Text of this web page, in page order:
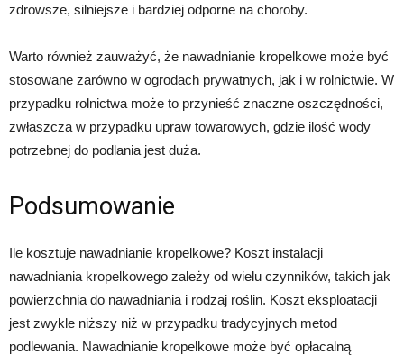
zdrowsze, silniejsze i bardziej odporne na choroby.
Warto również zauważyć, że nawadnianie kropelkowe może być
stosowane zarówno w ogrodach prywatnych, jak i w rolnictwie. W
przypadku rolnictwa może to przynieść znaczne oszczędności,
zwłaszcza w przypadku upraw towarowych, gdzie ilość wody
potrzebnej do podlania jest duża.
Podsumowanie
Ile kosztuje nawadnianie kropelkowe? Koszt instalacji
nawadniania kropelkowego zależy od wielu czynników, takich jak
powierzchnia do nawadniania i rodzaj roślin. Koszt eksploatacji
jest zwykle niższy niż w przypadku tradycyjnych metod
podlewania. Nawadnianie kropelkowe może być opłacalną